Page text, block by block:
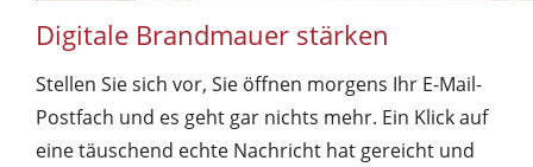
Digitale Brandmauer stärken
Stellen Sie sich vor, Sie öffnen morgens Ihr E-Mail-
Postfach und es geht gar nichts mehr. Ein Klick auf
eine täuschend echte Nachricht hat gereicht und